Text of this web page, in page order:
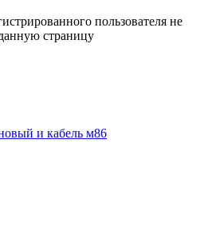
пользователя не
страницу
и кабель м86